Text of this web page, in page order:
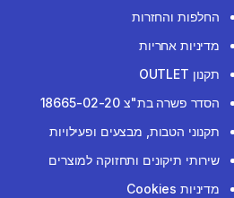
החלפות והחזרות
מדיניות אחריות
תקנון OUTLET
הסדר פשרה בת"צ 18665-02-20
תקנוני הטבות, מבצעים ופעילויות
שירותי תיקונים ותחזוקה למוצרים
מדיניות Cookies